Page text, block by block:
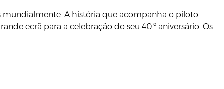
A história que acompanha o piloto
ecrã para a celebração do seu 40.º aniversário. Os